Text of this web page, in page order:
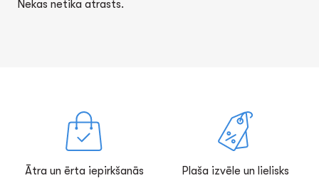
Nekas netika atrasts.
Ātra un ērta iepirkšanās
Plaša izvēle un lielisks